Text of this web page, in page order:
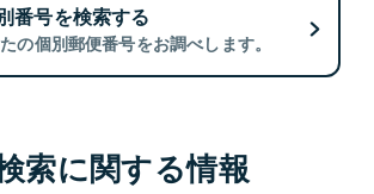
番号を検索する
の個別郵便番号をお調べします。
索に関する情報